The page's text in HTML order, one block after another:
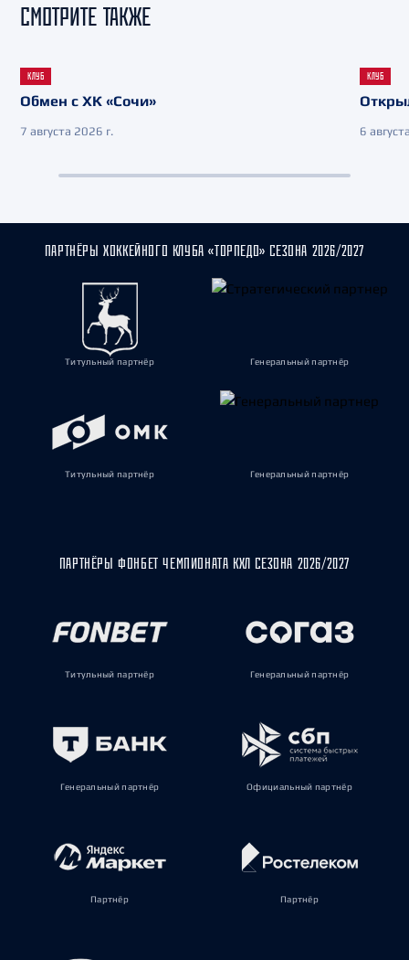
СМОТРИТЕ ТАКЖЕ
КЛУБ
Обмен с ХК «Сочи»
7 августа 2026 г.
КЛУБ
6
ПАРТНЁРЫ ХОККЕЙНОГО КЛУБА «ТОРПЕДО» СЕЗОНА 2026/2027
Титульный партнёр Генеральный партнёр
Титульный партнёр Генеральный партнёр
ПАРТНЁРЫ ФОНБЕТ ЧЕМПИОНАТА КХЛ СЕЗОНА 2026/2027
Титульный партнёр Генеральный партнёр
Генеральный партнёр Официальный партнёр
Партнёр Партнёр